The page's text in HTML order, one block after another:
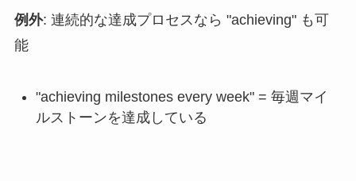
例外: 連続的な達成プロセスなら "achieving" も可
能
"achieving milestones every week" = 毎週マイ
ルストーンを達成している